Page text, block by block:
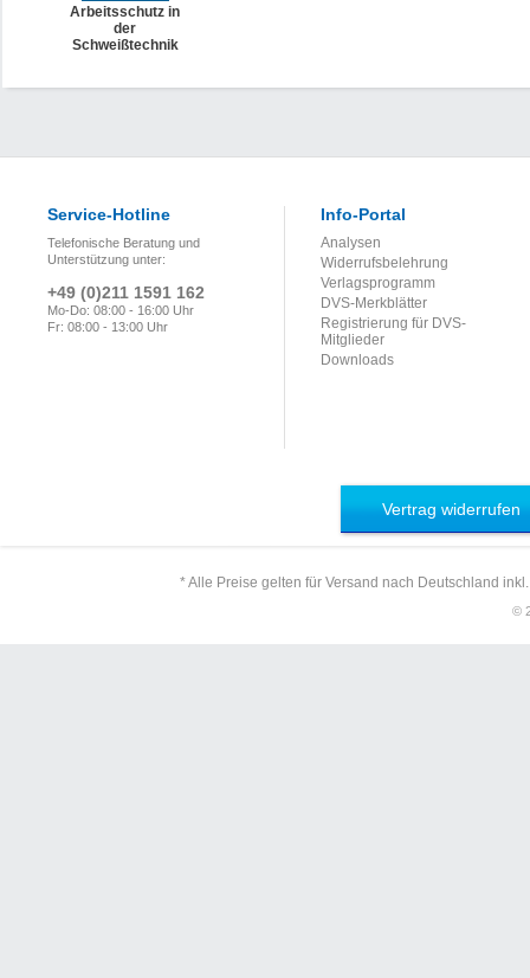
Arbeitsschutz in
der
Schweißtechnik
Service-Hotline
Telefonische Beratung und
Unterstützung unter:
+49 (0)211 1591 162
Mo-Do: 08:00 - 16:00 Uhr
Fr: 08:00 - 13:00 Uhr
Info-Portal
Analysen
Widerrufsbelehrung
Verlagsprogramm
DVS-Merkblätter
Registrierung für DVS-
Mitglieder
Downloads
Vertrag widerrufen
* Alle Preise gelten für Versand nach Deutschland
©